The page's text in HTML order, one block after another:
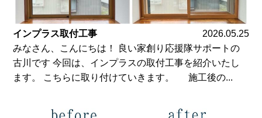
インプラス取付工事
2026.05.25
みなさん、こんにちは！ 良い家創り応援隊サポートの
古川です 今回は、インプラスの取付工事を紹介いたし
ます。 こちらに取り付けていきます。 施工後の...